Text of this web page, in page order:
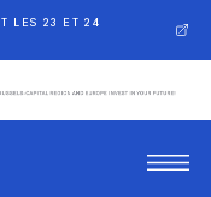
LES 23 ET 24